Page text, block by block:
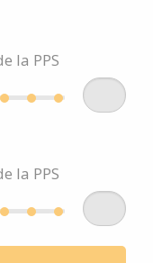
la PPS
la PPS